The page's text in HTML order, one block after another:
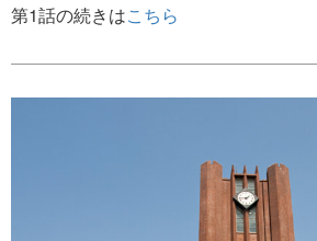
第1話の続きはこちら